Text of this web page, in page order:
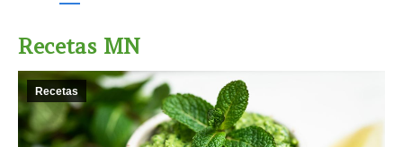
Recetas MN
Recetas